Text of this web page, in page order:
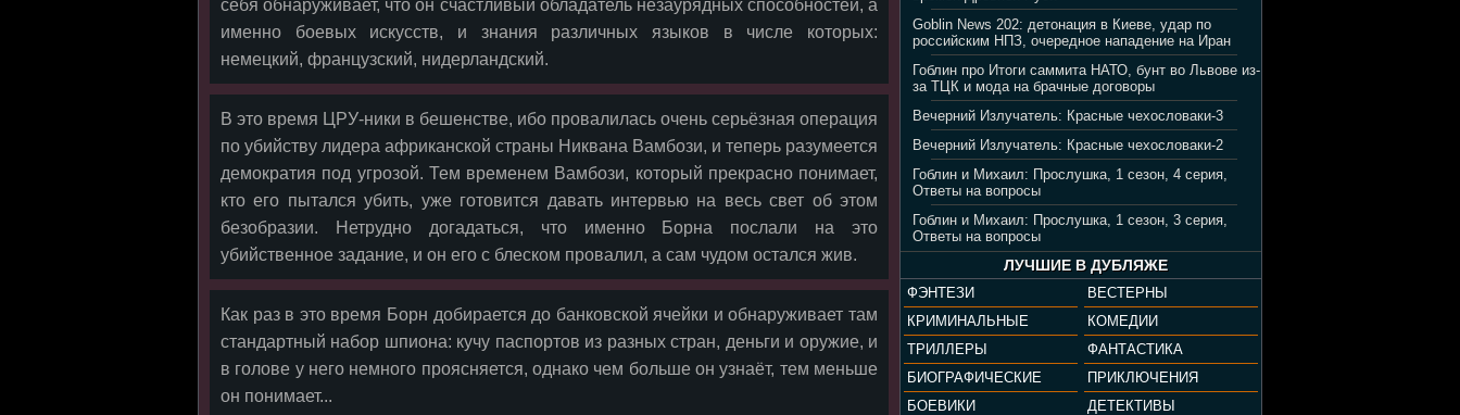
Goblin News 202: детонация в Киеве, удар по
российским НПЗ, очередное нападение на Иран
Гоблин про Итоги саммита НАТО, бунт во Львове из-
за ТЦК и мода на брачные договоры
Вечерний Излучатель: Красные чехословаки-3
Вечерний Излучатель: Красные чехословаки-2
Гоблин и Михаил: Прослушка, 1 сезон, 4 серия,
Ответы на вопросы
Гоблин и Михаил: Прослушка, 1 сезон, 3 серия,
Ответы на вопросы
ЛУЧШИЕ В ДУБЛЯЖЕ
ФЭНТЕЗИ
ВЕСТЕРНЫ
КРИМИНАЛЬНЫЕ
КОМЕДИИ
ТРИЛЛЕРЫ
ФАНТАСТИКА
БИОГРАФИЧЕСКИЕ
ПРИКЛЮЧЕНИЯ
БОЕВИКИ
ДЕТЕКТИВЫ
себя обнаруживает, что он счастливый обладатель незаурядных способностей, а
именно боевых искусств, и знания различных языков в числе которых:
немецкий, французский, нидерландский.
В это время ЦРУ-ники в бешенстве, ибо провалилась очень серьёзная операция
по убийству лидера африканской страны Никвана Вамбози, и теперь разумеется
демократия под угрозой. Тем временем Вамбози, который прекрасно понимает,
кто его пытался убить, уже готовится давать интервью на весь свет об этом
безобразии. Нетрудно догадаться, что именно Борна послали на это
убийственное задание, и он его с блеском провалил, а сам чудом остался жив.
Как раз в это время Борн добирается до банковской ячейки и обнаруживает там
стандартный набор шпиона: кучу паспортов из разных стран, деньги и оружие, и
в голове у него немного проясняется, однако чем больше он узнаёт, тем меньше
он понимает...